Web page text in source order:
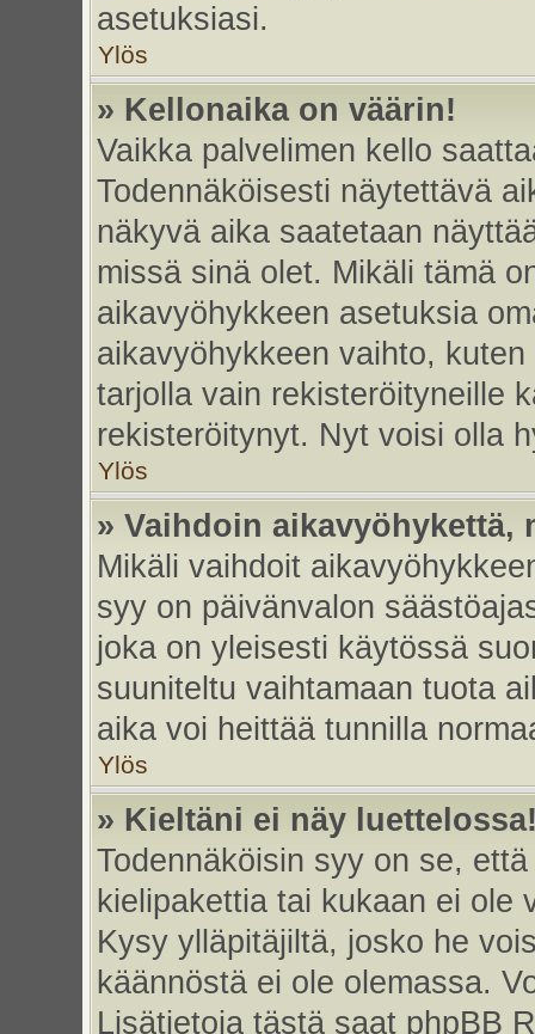
asetuksiasi.
Ylös
» Kellonaika on väärin!
Vaikka palvelimen kello
Todennäköisesti näytettävä
näkyvä aika saatetaan
missä sinä olet. Mikäli tämä
aikavyöhykkeen asetuksia
aikavyöhykkeen vaihto,
tarjolla vain rekisteröityneille
rekisteröitynyt. Nyt voisi olla
Ylös
» Vaihdoin
Mikäli vaihdoit
syy on päivänvalon
joka on yleisesti käytössä
suuniteltu vaihtamaan tuota
aika voi heittää tunnilla
Ylös
» Kieltäni ei näy
Todennäköisin syy on se,
kielipakettia tai kukaan ei ole
Kysy ylläpitäjiltä, josko he
käännöstä ei ole olemassa.
Lisätietoja tästä saat phpBB